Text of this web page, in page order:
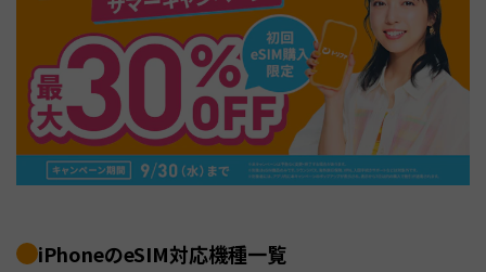
iPhoneのeSIM対応機種一覧